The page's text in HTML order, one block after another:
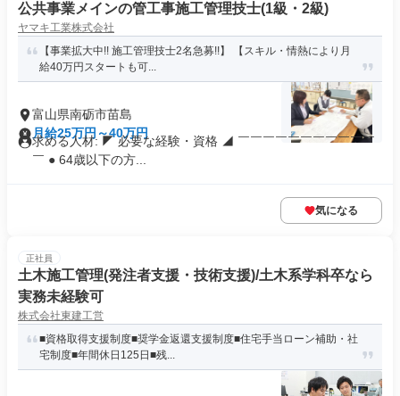
公共事業メインの管工事施工管理技士(1級・2級)
ヤマキ工業株式会社
【事業拡大中!! 施工管理技士2名急募!!】 【スキル・情熱により月
給40万円スタートも可...
富山県南砺市苗島
月給25万円～40万円
求める人材: ◤ 必要な経験・資格 ◢ ￣￣￣￣￣￣￣￣￣￣￣
￣ ● 64歳以下の方...
気になる
正社員
土木施工管理(発注者支援・技術支援)/土木系学科卒なら
実務未経験可
株式会社東建工営
■資格取得支援制度■奨学金返還支援制度■住宅手当ローン補助・社
宅制度■年間休日125日■残...